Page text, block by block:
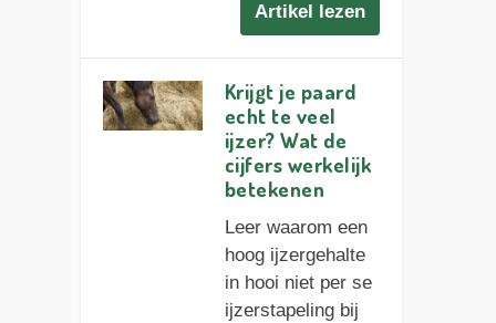
Artikel lezen
Krijgt je paard
echt te veel
ijzer? Wat de
cijfers werkelijk
betekenen
Leer waarom een
hoog ijzergehalte
in hooi niet per se
ijzerstapeling bij